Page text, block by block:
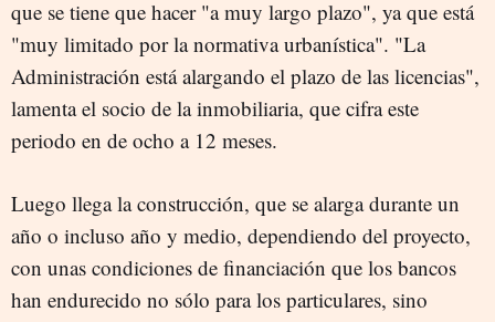
que se tiene que hacer "a muy largo plazo", ya que está
"muy limitado por la normativa urbanística". "La
Administración está alargando el plazo de las licencias",
lamenta el socio de la inmobiliaria, que cifra este
periodo en de ocho a 12 meses.
Luego llega la construcción, que se alarga durante un
año o incluso año y medio, dependiendo del proyecto,
con unas condiciones de financiación que los bancos
han endurecido no sólo para los particulares, sino